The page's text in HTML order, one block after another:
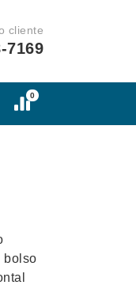
cliente
7169
0
bolso